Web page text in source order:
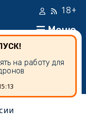
Меню
18+
на работу для